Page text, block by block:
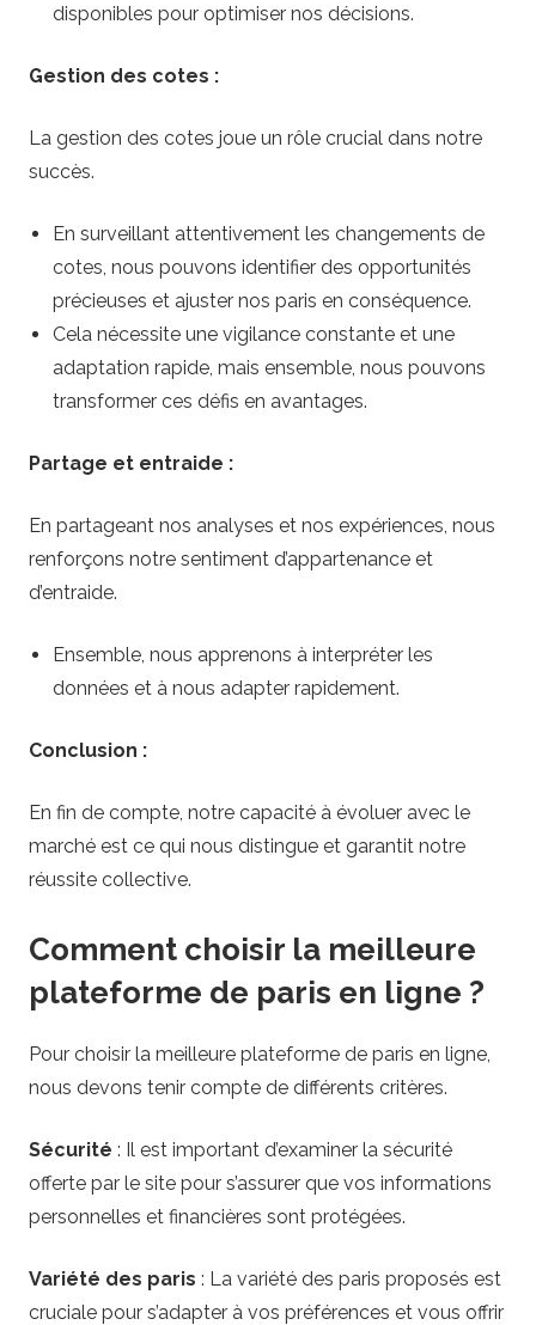
disponibles pour optimiser nos décisions.
Gestion des cotes :
La gestion des cotes joue un rôle crucial dans notre
succès.
En surveillant attentivement les changements de
cotes, nous pouvons identifier des opportunités
précieuses et ajuster nos paris en conséquence.
Cela nécessite une vigilance constante et une
adaptation rapide, mais ensemble, nous pouvons
transformer ces défis en avantages.
Partage et entraide :
En partageant nos analyses et nos expériences, nous
renforçons notre sentiment d’appartenance et
d’entraide.
Ensemble, nous apprenons à interpréter les
données et à nous adapter rapidement.
Conclusion :
En fin de compte, notre capacité à évoluer avec le
marché est ce qui nous distingue et garantit notre
réussite collective.
Comment choisir la meilleure
plateforme de paris en ligne ?
Pour choisir la meilleure plateforme de paris en ligne,
nous devons tenir compte de différents critères.
Sécurité : Il est important d’examiner la sécurité
offerte par le site pour s’assurer que vos informations
personnelles et financières sont protégées.
Variété des paris : La variété des paris proposés est
cruciale pour s’adapter à vos préférences et vous offrir